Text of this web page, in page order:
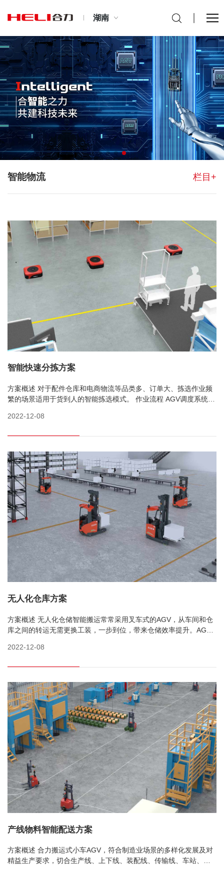
湖南
智能物流 栏目+
智能快速分拣方案
方案概述 对于配件仓库和电商物流等品类多、订单大、拣选作业频
繁的场景适用于货到人的智能拣选模式。 作业流程 AGV调度系统根
派的AGV小车顶起...
2022-12-08
无人化仓库方案
方案概述 无人化仓储智能搬运常常采用叉车式的AGV，从车间和仓
库之间的转运无需更换工装，一步到位，带来仓储效率提升。AGV
力投入。AGV自动搬运助力实现仓库信息化管理，优化仓库库存和
2022-12-08
产线物料智能配送方案
方案概述 合力搬运式小车AGV，符合制造业场景的多样化发展及对
精益生产要求，切合生产线、上下线、装配线、传输线、车站、货